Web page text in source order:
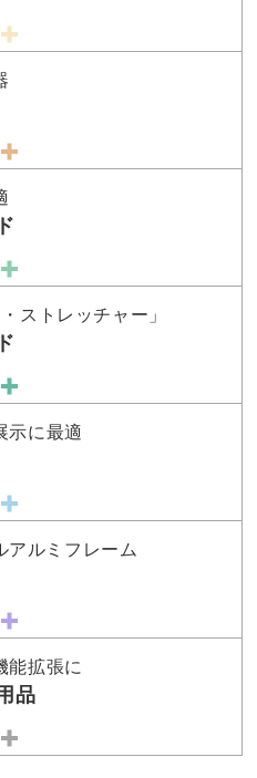
ストレッチャー」
示に最適
アルミフレーム
能拡張に
品